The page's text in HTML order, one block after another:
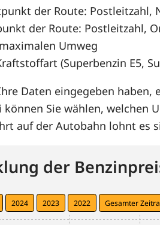
der Route: Postleitzahl,
der Route: Postleitzahl,
Umweg
(Superbenzin E5,
Daten eingegeben haben,
können Sie wählen, welchen
auf der Autobahn lohnt es
der
2024 2023 2022 Gesamter